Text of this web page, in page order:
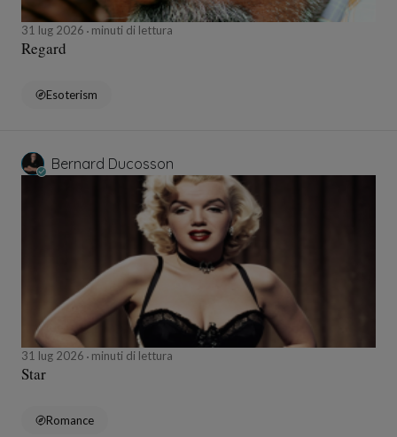
31 lug 2026 minuti di lettura
Regard
Esoterism
Bernard Ducosson
31 lug 2026 minuti di lettura
Star
Romance